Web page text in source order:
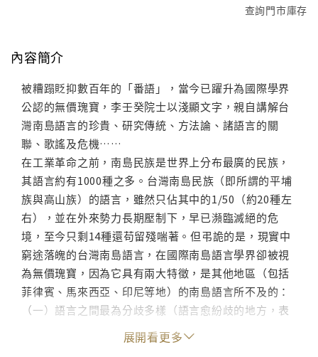
查詢門市庫存
內容簡介
被糟蹋貶抑數百年的「番語」，當今已躍升為國際學界
公認的無價瑰寶，李壬癸院士以淺顯文字，親自講解台
灣南島語言的珍貴、研究傳統、方法論、諸語言的關
聯、歌謠及危機……
在工業革命之前，南島民族是世界上分布最廣的民族，
其語言約有1000種之多。台灣南島民族（即所謂的平埔
族與高山族）的語言，雖然只佔其中的1/50（約20種左
右），並在外來勢力長期壓制下，早已瀕臨滅絕的危
境，至今只剩14種還苟留殘喘著。但弔詭的是，現實中
窮途落魄的台灣南島語言，在國際南島語言學界卻被視
為無價瑰寶，因為它具有兩大特徵，是其他地區（包括
菲律賓、馬來西亞、印尼等地）的南島語言所不及的：
（一）語言之間最為分歧多樣（語言愈紛歧的地方，表
示它時代的縱深愈長。換言之，台灣很有可能是南島民
族的祖居地，古南島民族很可能是從台灣擴散出去
展開看更多